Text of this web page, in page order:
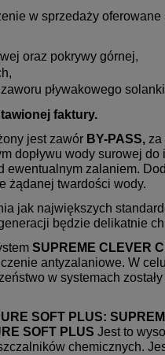
i
S-L-FIR.
USUWA
SUPREME-
system
FILTRACJI
METALE
w sprzedaży oferowane
oraz pokrywy górnej,
pływakowego
faktury.
jest zawór BY-PASS, za
dopływu wody surowej
ewentualnym zalaniem.
żądanej twardości wody.
jak największych
będzie delikatnie
SUPREME CLEVER
antyzalaniowe. W
w systemach
SOFT PLUS:
SOFT PLUS Jest to
chemicznych.